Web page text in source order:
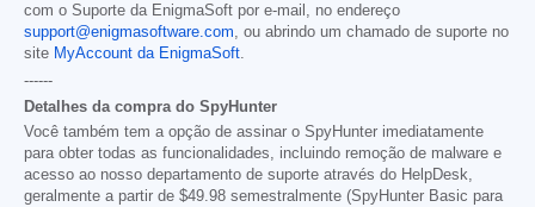
com o Suporte da EnigmaSoft por e-mail, no endereço
support@enigmasoftware.com, ou abrindo um chamado de suporte no
site MyAccount da EnigmaSoft.
------
Detalhes da compra do SpyHunter
Você também tem a opção de assinar o SpyHunter imediatamente
para obter todas as funcionalidades, incluindo remoção de malware e
acesso ao nosso departamento de suporte através do HelpDesk,
geralmente a partir de $49.98 semestralmente (SpyHunter Basic para